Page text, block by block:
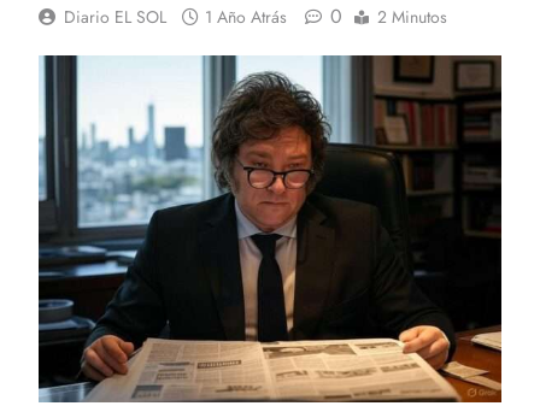
Diario EL SOL 1 Año Atrás 0 2 Minutos